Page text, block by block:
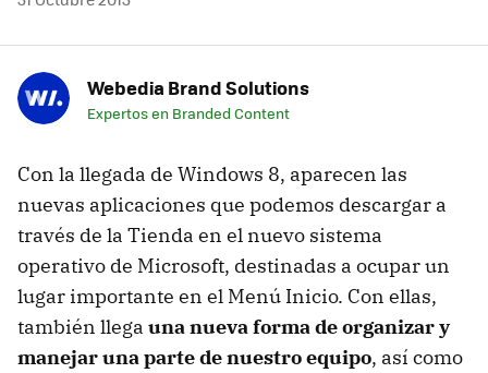
Webedia Brand Solutions
Expertos en Branded Content
Con la llegada de Windows 8, aparecen las
nuevas aplicaciones que podemos descargar a
través de la Tienda en el nuevo sistema
operativo de Microsoft, destinadas a ocupar un
lugar importante en el Menú Inicio. Con ellas,
también llega una nueva forma de organizar y
manejar una parte de nuestro equipo, así como